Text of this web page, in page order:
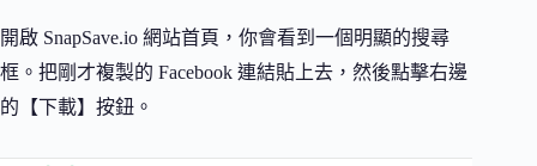
開啟 SnapSave.io 網站首頁，你會看到一個明顯的搜尋
框。把剛才複製的 Facebook 連結貼上去，然後點擊右邊
的【下載】按鈕。